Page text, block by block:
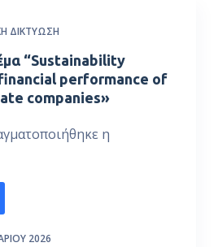
ΔΙΚΤΎΩΣΗ
“Sustainability
performance of
companies»
η
2026